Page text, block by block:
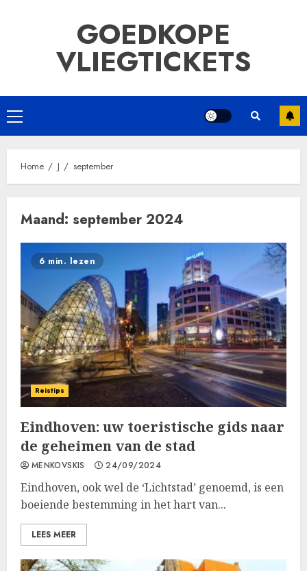
GOEDKOPE
VLIEGTICKETS
Primair
menu
Home J september
Maand: september 2024
6 min. lezen
Reistips
Eindhoven: uw toeristische gids naar
de geheimen van de stad
MENKOVSKIS 24/09/2024
Eindhoven, ook wel de ‘Lichtstad’ genoemd, is een
boeiende bestemming in het hart van...
LEES MEER